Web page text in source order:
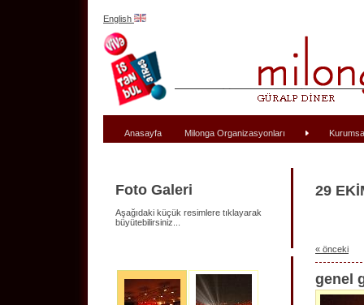
English
Anasayfa Milonga Organizasyonları
Foto Galeri
Aşağıdaki küçük resimlere tıklayarak
büyütebilirsiniz...
29
« önceki
genel